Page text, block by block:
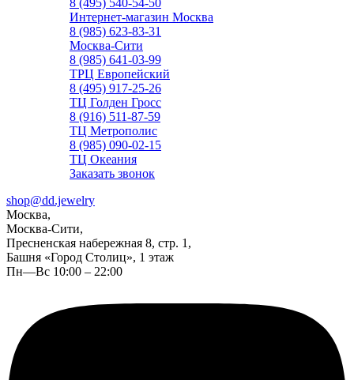
8 (495) 540-54-50
Интернет-магазин Москва
8 (985) 623-83-31
Москва-Сити
8 (985) 641-03-99
ТРЦ Европейский
8 (495) 917-25-26
ТЦ Голден Гросс
8 (916) 511-87-59
ТЦ Метрополис
8 (985) 090-02-15
ТЦ Океания
Заказать звонок
shop@dd.jewelry
Москва,
Москва-Сити,
Пресненская набережная 8, стр. 1,
Башня «Город Столиц», 1 этаж
Пн—Вс 10:00 – 22:00